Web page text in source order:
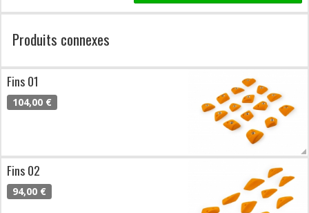
Produits connexes
Fins 01
104,00 €
Fins 02
94,00 €